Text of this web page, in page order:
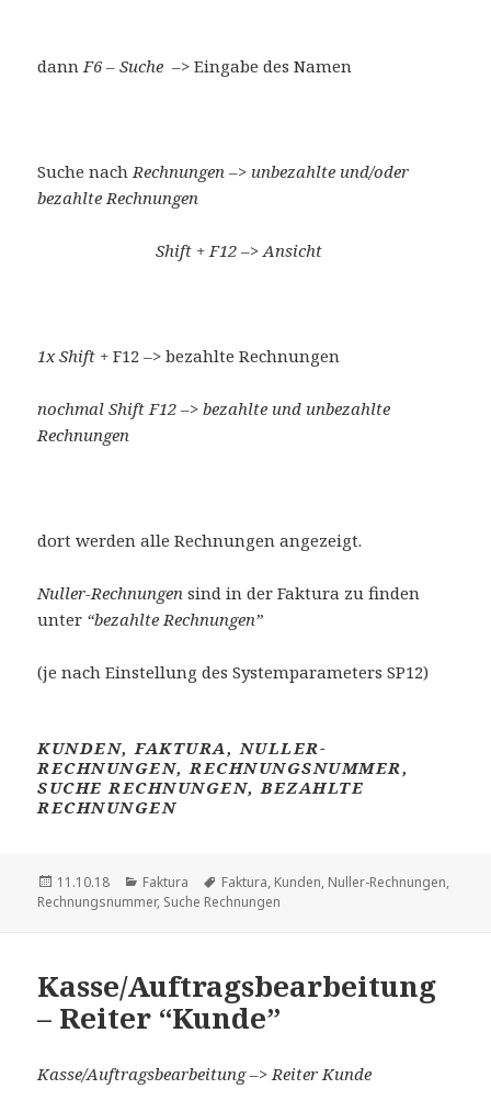
dann F6 – Suche –> Eingabe des Namen
Suche nach Rechnungen –> unbezahlte und/oder
bezahlte Rechnungen
Shift + F12 –> Ansicht
1x Shift +F12 –> bezahlte Rechnungen
nochmal Shift F12 –> bezahlte und unbezahlte
Rechnungen
dort werden alle Rechnungen angezeigt.
Nuller-Rechnungen sind in der Faktura zu finden
unter “bezahlte Rechnungen”
(je nach Einstellung des Systemparameters SP12)
KUNDEN, FAKTURA, NULLER-
RECHNUNGEN, RECHNUNGSNUMMER,
SUCHE RECHNUNGEN, BEZAHLTE
RECHNUNGEN
Veröffentlicht
am
11.10.18 Kategorien
Faktura Schlagwörter
Faktura, Kunden, Nuller-Rechnungen,
Rechnungsnummer, Suche Rechnungen
Kasse/Auftragsbearbeitung
– Reiter “Kunde”
Kasse/Auftragsbearbeitung –> Reiter Kunde